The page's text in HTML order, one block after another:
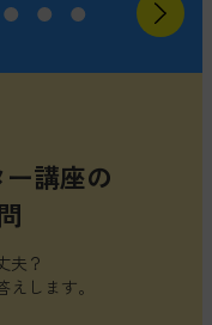
講座の
夫？
します。